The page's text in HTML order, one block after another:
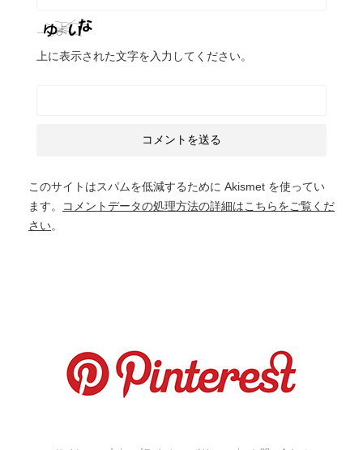
上に表示された文字を入力してください。
このサイトはスパムを低減するために Akismet を使ってい
ます。
コメントデータの処理方法の詳細はこちらをご覧くだ
さい。